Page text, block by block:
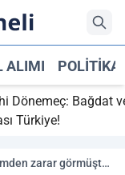
ALIMI POLITIKA
Bağdat ve
zarar görmüştü!